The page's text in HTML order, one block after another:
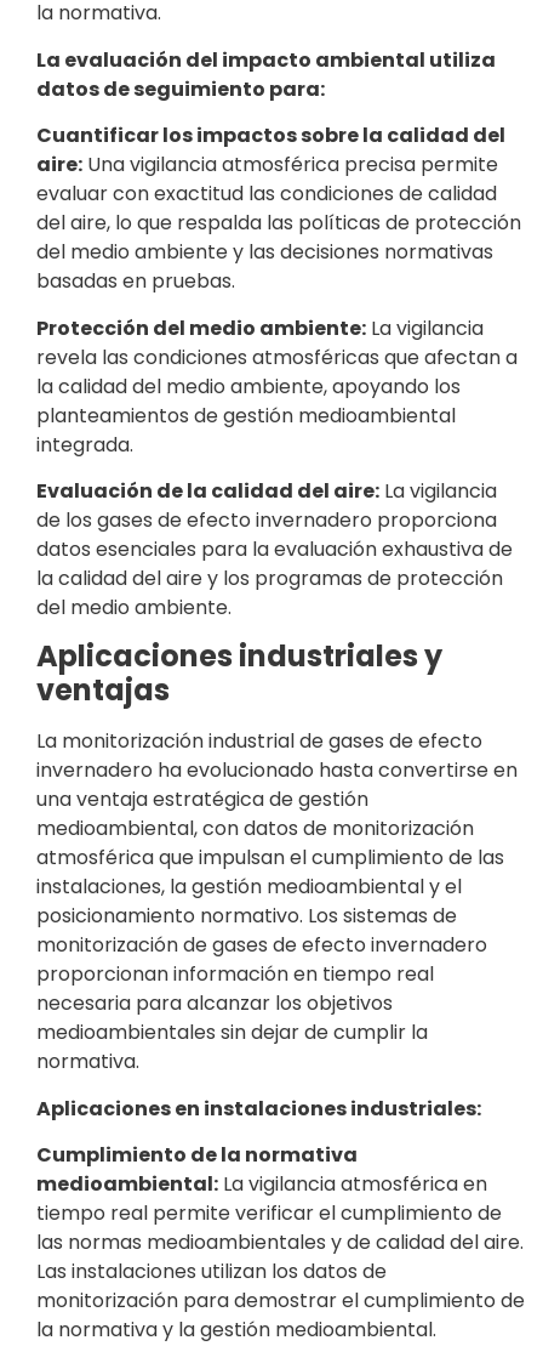
la normativa.
La evaluación del impacto ambiental utiliza
datos de seguimiento para:
Cuantificar los impactos sobre la calidad del
aire: Una vigilancia atmosférica precisa permite
evaluar con exactitud las condiciones de calidad
del aire, lo que respalda las políticas de protección
del medio ambiente y las decisiones normativas
basadas en pruebas.
Protección del medio ambiente: La vigilancia
revela las condiciones atmosféricas que afectan a
la calidad del medio ambiente, apoyando los
planteamientos de gestión medioambiental
integrada.
Evaluación de la calidad del aire: La vigilancia
de los gases de efecto invernadero proporciona
datos esenciales para la evaluación exhaustiva de
la calidad del aire y los programas de protección
del medio ambiente.
Aplicaciones industriales y
ventajas
La monitorización industrial de gases de efecto
invernadero ha evolucionado hasta convertirse en
una ventaja estratégica de gestión
medioambiental, con datos de monitorización
atmosférica que impulsan el cumplimiento de las
instalaciones, la gestión medioambiental y el
posicionamiento normativo. Los sistemas de
monitorización de gases de efecto invernadero
proporcionan información en tiempo real
necesaria para alcanzar los objetivos
medioambientales sin dejar de cumplir la
normativa.
Aplicaciones en instalaciones industriales:
Cumplimiento de la normativa
medioambiental: La vigilancia atmosférica en
tiempo real permite verificar el cumplimiento de
las normas medioambientales y de calidad del aire.
Las instalaciones utilizan los datos de
monitorización para demostrar el cumplimiento de
la normativa y la gestión medioambiental.